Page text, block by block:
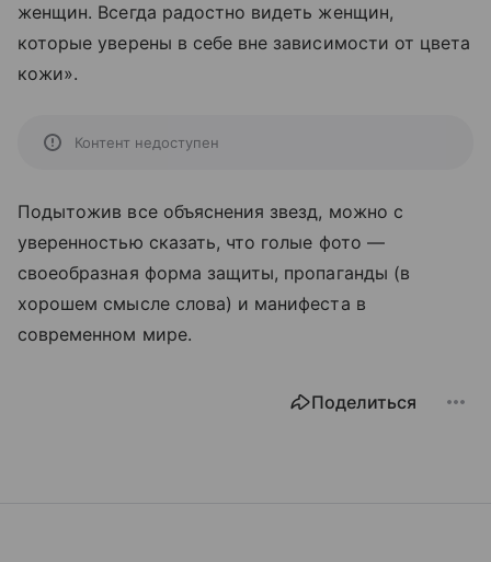
женщин. Всегда радостно видеть женщин,
которые уверены в себе вне зависимости от цвета
кожи».
Контент недоступен
Подытожив все объяснения звезд, можно с
уверенностью сказать, что голые фото —
своеобразная форма защиты, пропаганды (в
хорошем смысле слова) и манифеста в
современном мире.
Поделиться